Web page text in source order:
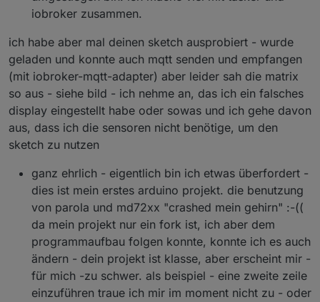
iobroker zusammen.
ich habe aber mal deinen sketch ausprobiert - wurde
geladen und konnte auch mqtt senden und empfangen
(mit iobroker-mqtt-adapter) aber leider sah die matrix
so aus - siehe bild - ich nehme an, das ich ein falsches
display eingestellt habe oder sowas und ich gehe davon
aus, dass ich die sensoren nicht benötige, um den
sketch zu nutzen
ganz ehrlich - eigentlich bin ich etwas überfordert -
dies ist mein erstes arduino projekt. die benutzung
von parola und md72xx "crashed mein gehirn" :-((
da mein projekt nur ein fork ist, ich aber dem
programmaufbau folgen konnte, konnte ich es auch
ändern - dein projekt ist klasse, aber erscheint mir -
für mich -zu schwer. als beispiel - eine zweite zeile
einzuführen traue ich mir im moment nicht zu - oder